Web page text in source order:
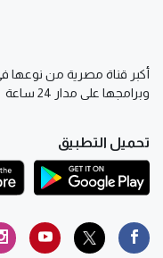
أكبر قناة مصرية من نوعها في
وبرامجها على مدار 24 ساعة
تحميل التطبيق